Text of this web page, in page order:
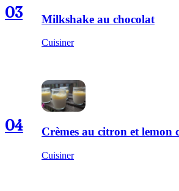
03 Milkshake au chocolat
Cuisiner
04 Crèmes au citron et lemon
Cuisiner